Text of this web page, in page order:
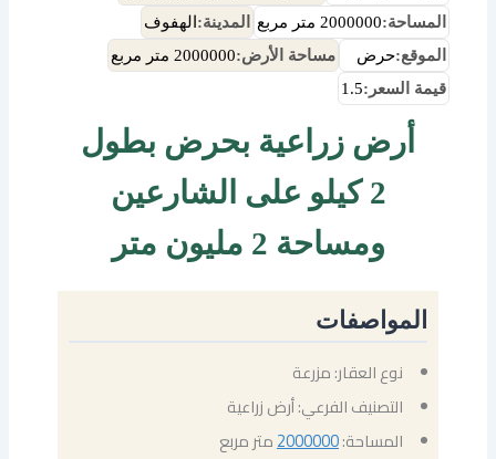
المساحة:2000000 متر مربع المدينة: الهفوف
الموقع:حرض مساحة الأرض:2000000 متر مربع
قيمة السعر:1.5
أرض زراعية بحرض بطول
2 كيلو على الشارعين
ومساحة 2 مليون متر
المواصفات
نوع العقار: مزرعة
التصنيف الفرعي: أرض زراعية
المساحة:2000000متر مربع